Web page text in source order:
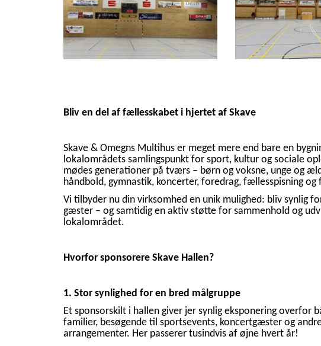
Bliv en del af fællesskabet i hjertet af Skave
Skave & Omegns Multihus er meget mere end bare en
lokalområdets samlingspunkt for sport, kultur og sociale
mødes generationer på tværs – børn og voksne, unge og
håndbold, gymnastik, koncerter, foredrag, fællesspisning og
Vi tilbyder nu din virksomhed en unik mulighed: bliv synlig
gæster – og samtidig en aktiv støtte for sammenhold og
lokalområdet.
Hvorfor sponsorere Skave Hallen?
1. Stor synlighed for en bred målgruppe
Et sponsorskilt i hallen giver jer synlig eksponering overfor
familier, besøgende til sportsevents, koncertgæster og
arrangementer. Her passerer tusindvis af øjne hvert år!